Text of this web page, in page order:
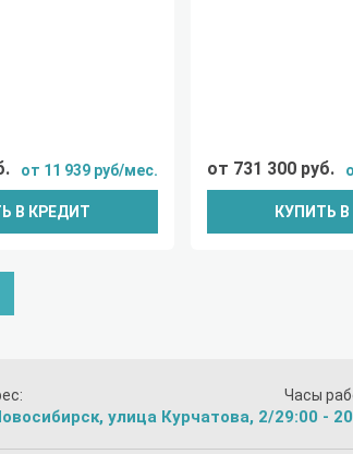
от 11 939 руб/мес.
В КРЕДИТ
от 731 300 руб.
КУПИТЬ
улица Курчатова, 2/2
Часы
9:00 -